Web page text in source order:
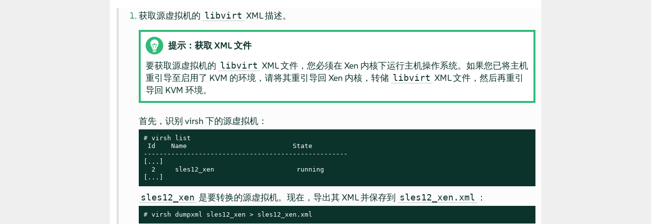
获取源虚拟机的 libvirt XML 描述。
提示：获取 XML 文件
要获取源虚拟机的 libvirt XML 文件，您必须在 Xen 内核下运行主机操作系统。如果您已将主机
重引导至启用了 KVM 的环境，请将其重引导回 Xen 内核，转储 libvirt XML 文件，然后再重引
导回 KVM 环境。
首先，识别 virsh 下的源虚拟机：
# virsh list
Id    Name                           State
----------------------------------------------------
[...]
  2     sles12_xen                     running
[...]
sles12_xen 是要转换的源虚拟机。现在，导出其 XML 并保存到 sles12_xen.xml ：
# virsh dumpxml sles12_xen > sles12_xen.xml